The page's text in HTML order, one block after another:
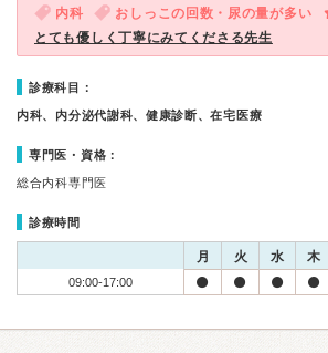
内科 おしっこの回数・尿の量が多い
とても優しく丁寧にみてくださる先生
診療科目：
内科、内分泌代謝科、健康診断、在宅医療
専門医・資格：
総合内科専門医
診療時間
月 火 水 木
09:00-17:00